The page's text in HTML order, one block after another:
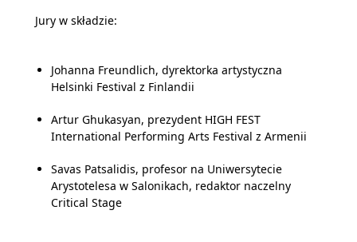
Jury w składzie:
Johanna Freundlich, dyrektorka artystyczna
Helsinki Festival z Finlandii
Artur Ghukasyan, prezydent HIGH FEST
International Performing Arts Festival z Armenii
Savas Patsalidis, profesor na Uniwersytecie
Arystotelesa w Salonikach, redaktor naczelny
Critical Stage